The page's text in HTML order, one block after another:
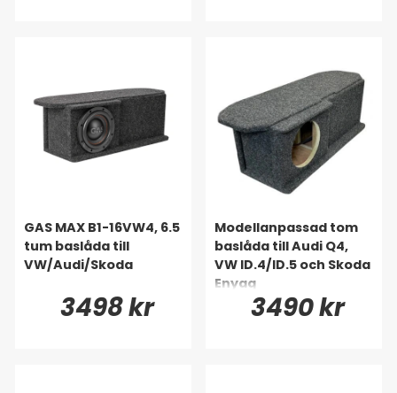
GAS MAX B1-16VW4, 6.5
tum baslåda till
VW/Audi/Skoda
3498 kr
Modellanpassad tom
baslåda till Audi Q4,
VW ID.4/ID.5 och Skoda
Enyaq
3490 kr